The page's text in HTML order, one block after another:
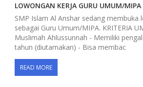
LOWONGAN KERJA GURU UMUM/MIPA
SMP Islam Al Anshar sedang
sebagai Guru Umum/MIPA. KRITERIA
Muslimah Ahlussunnah - Memiliki
tahun (diutamakan) - Bisa membac
READ MORE